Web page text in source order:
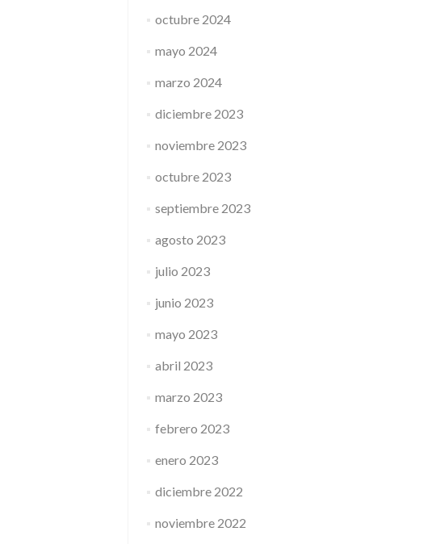
octubre 2024
mayo 2024
marzo 2024
diciembre 2023
noviembre 2023
octubre 2023
septiembre 2023
agosto 2023
julio 2023
junio 2023
mayo 2023
abril 2023
marzo 2023
febrero 2023
enero 2023
diciembre 2022
noviembre 2022